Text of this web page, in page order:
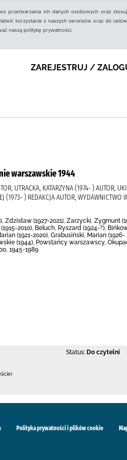
przetwarzania ich danych osobowych oraz
korzystanie z naszych serwisów oraz do
naszą politykę prywatności.
ZAREJESTRUJ /
warszawskie 1944
UTRACKA, KATARZYNA (1974- ) AUTOR,
(1973- ) REDAKCJA AUTOR, WYDAWNICTWO
Zdzisław (1927-2021), Zarzycki, Zygmunt
2010), Beluch, Ryszard (1924-?),
(1921-2020), Grabusiński, Marian
(1944), Powstańcy warszawscy,
1945-1989
Status: Do czytelni
Polityka prywatności i plików cookie